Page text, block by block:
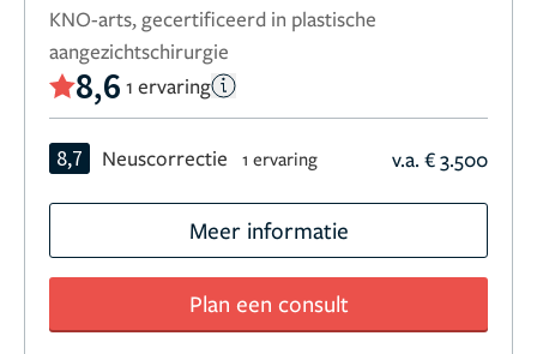
KNO-arts, gecertificeerd in plastische
aangezichtschirurgie
8,6 1 ervaring
8,7 Neuscorrectie 1 ervaring v.a. € 3.500
Meer informatie
Plan een consult